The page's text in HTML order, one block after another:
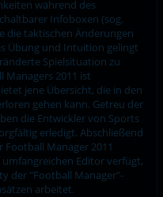
während des
Infoboxen (sog.
die taktischen Änderungen
Übung und Intuition gelingt
Spielsituation zu
Managers 2011 ist
jene Übersicht, die in den
gehen kann. Getreu der
die Entwickler von Sports
erledigt. Abschließend
Manager 2011
Editor verfügt,
der "Football Manager"-
arbeitet.